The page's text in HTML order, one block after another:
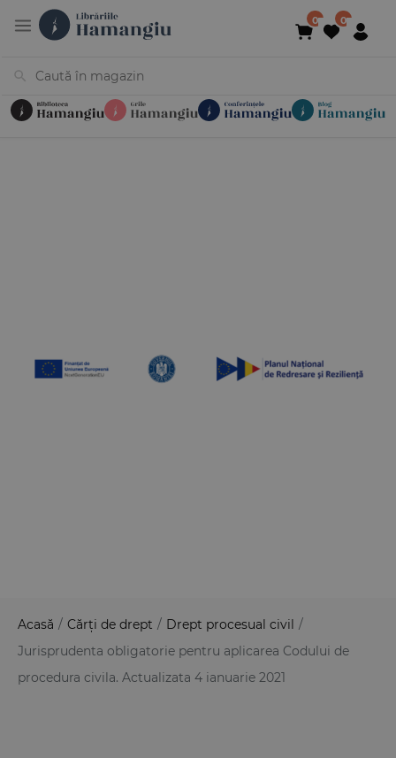
Acasă / Cărți de drept / Drept procesual civil /
Jurisprudenta obligatorie pentru aplicarea Codului de
procedura civila. Actualizata 4 ianuarie 2021